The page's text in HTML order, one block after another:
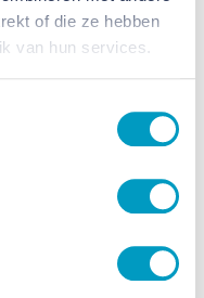
of die ze hebben
van hun services.